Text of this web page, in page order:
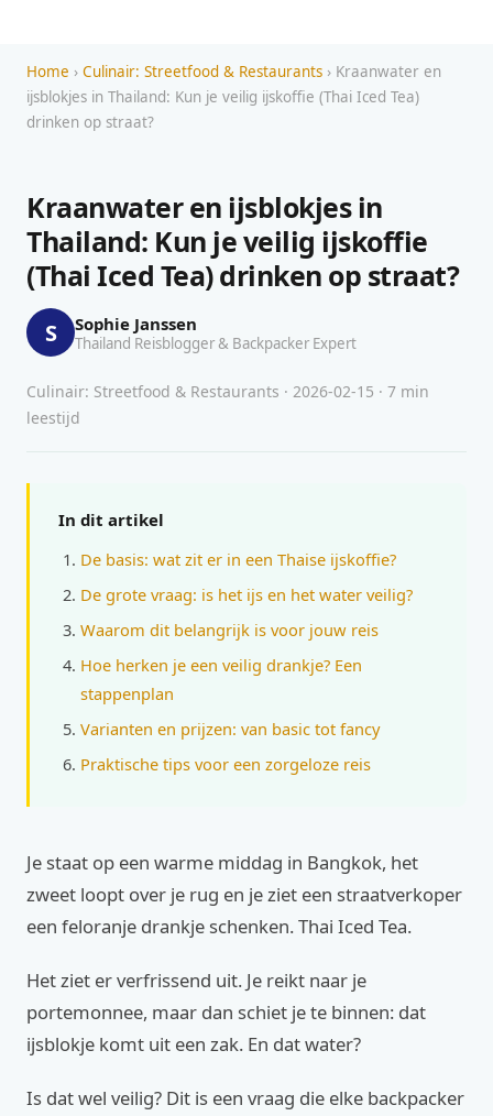
Home › Culinair: Streetfood & Restaurants › Kraanwater en
ijsblokjes in Thailand: Kun je veilig ijskoffie (Thai Iced Tea)
drinken op straat?
Kraanwater en ijsblokjes in
Thailand: Kun je veilig ijskoffie
(Thai Iced Tea) drinken op straat?
S Sophie Janssen
Thailand Reisblogger & Backpacker Expert
Culinair: Streetfood & Restaurants · 2026-02-15 · 7 min
leestijd
In dit artikel
De basis: wat zit er in een Thaise ijskoffie?
De grote vraag: is het ijs en het water veilig?
Waarom dit belangrijk is voor jouw reis
Hoe herken je een veilig drankje? Een
stappenplan
Varianten en prijzen: van basic tot fancy
Praktische tips voor een zorgeloze reis
Je staat op een warme middag in Bangkok, het
zweet loopt over je rug en je ziet een straatverkoper
een feloranje drankje schenken. Thai Iced Tea.
Het ziet er verfrissend uit. Je reikt naar je
portemonnee, maar dan schiet je te binnen: dat
ijsblokje komt uit een zak. En dat water?
Is dat wel veilig? Dit is een vraag die elke backpacker